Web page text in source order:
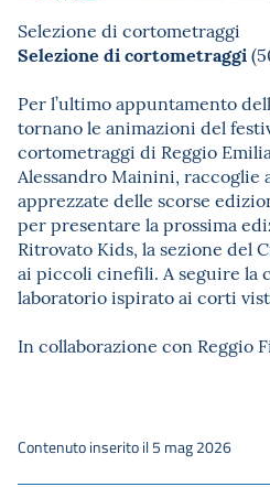
Selezione di cortometraggi
Selezione di cortometraggi
Per l’ultimo appuntamento
tornano le animazioni del
cortometraggi di Reggio
Alessandro Mainini, raccoglie
apprezzate delle scorse
per presentare la prossima
Ritrovato Kids, la sezione del
ai piccoli cinefili. A seguire la
laboratorio ispirato ai corti
In collaborazione con Reggio
Contenuto inserito il 5 mag 2026